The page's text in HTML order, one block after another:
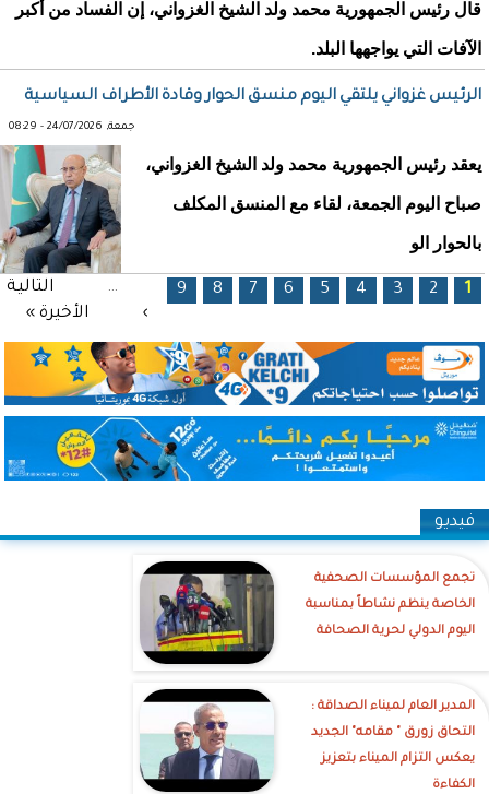
قال رئيس الجمهورية محمد ولد الشيخ الغزواني، إن الفساد من أكبر
الآفات التي يواجهها البلد.
الرئيس غزواني يلتقي اليوم منسق الحوار وقادة الأطراف السياسية
جمعة, 24/07/2026 - 08:29
يعقد رئيس الجمهورية محمد ولد الشيخ الغزواني،
صباح اليوم الجمعة، لقاء مع المنسق المكلف
بالحوار الو
الصفحات
1
2
3
4
5
6
7
8
9
…
التالية
›
الأخيرة »
فيديو
تجمع المؤسسات الصحفية
الخاصة ينظم نشاطاً بمناسبة
اليوم الدولي لحرية الصحافة
‎المدير العام لميناء الصداقة :
التحاق زورق " مقامه" الجديد
يعكس التزام الميناء بتعزيز
الكفاءة